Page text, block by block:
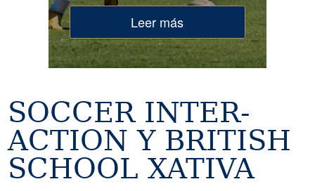
Leer más
SOCCER INTER-
ACTION Y BRITISH
SCHOOL XATIVA